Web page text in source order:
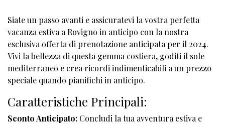
Siate un passo avanti e assicuratevi la vostra perfetta
vacanza estiva a Rovigno in anticipo con la nostra
esclusiva offerta di prenotazione anticipata per il 2024.
Vivi la bellezza di questa gemma costiera, goditi il sole
mediterraneo e crea ricordi indimenticabili a un prezzo
speciale quando pianifichi in anticipo.
Caratteristiche Principali:
Sconto Anticipato: Concludi la tua avventura estiva e